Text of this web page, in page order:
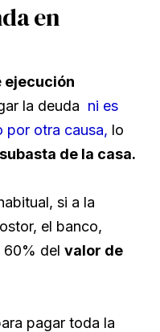
en
ejecución
la deuda ni es
por otra causa, lo
subasta de la casa.
si a la
el banco,
60% del valor de
pagar toda la